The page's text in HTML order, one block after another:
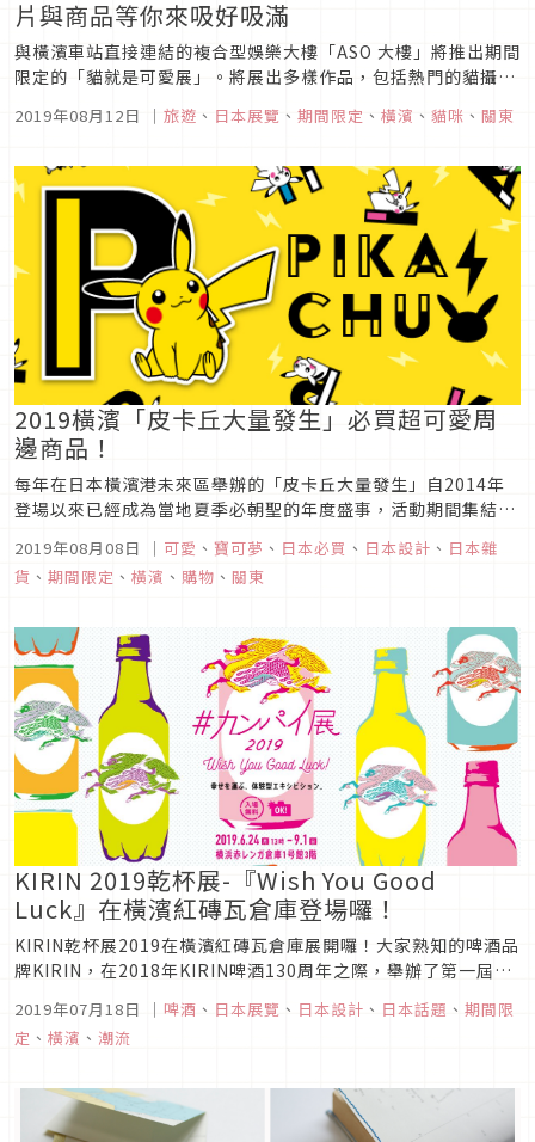
片與商品等你來吸好吸滿
與橫濱車站直接連結的複合型娛樂大樓「ASO 大樓」將推出期間
限定的「貓就是可愛展」。將展出多樣作品，包括熱門的貓攝影
及貓藝術創作者製作的商品。「貓就是可愛展」將展出照片與商
貓、美貌貓、還有...
2019年08月12日 ｜ 旅遊 、 日本展覽 、 期間限定 、 橫濱 、 貓咪 、 關東
2019橫濱「皮卡丘大量發生」必買超可愛周
邊商品！
每年在日本橫濱港未來區舉辦的「皮卡丘大量發生」自2014年
登場以來已經成為當地夏季必朝聖的年度盛事，活動期間集結來
自全世界的寶可夢大師爭相目睹可愛皮神列隊遊行的風采，各位
小智小霞們今年可都安排好行程啦？先前已經為大家介紹今年活
動將有兩千隻皮卡丘夜間秀登場，本篇要來為大家盤點出發前必
2019年08月08日 ｜ 可愛 、 寶可夢 、 日本必買 、 日本設計 、 日本雜
貨 、 期間限定 、 橫濱 、 購物 、 關東
KIRIN 2019乾杯展-『Wish You Good
Luck』在橫濱紅磚瓦倉庫登場囉！
KIRIN乾杯展2019在橫濱紅磚瓦倉庫展開囉！大家熟知的啤酒品
牌KIRIN，在2018年KIRIN啤酒130周年之際，舉辦了第一屆的
的紅磚瓦倉庫舉辦第二屆的互動式乾杯展2019-Wish You Good
Luck！圖片來源2019年...
2019年07月18日 ｜ 啤酒 、 日本展覽 、 日本設計 、 日本話題 、 期間限
定 、 橫濱 、 潮流